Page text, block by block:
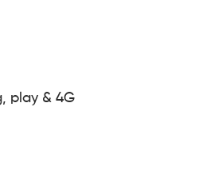
play & 4G